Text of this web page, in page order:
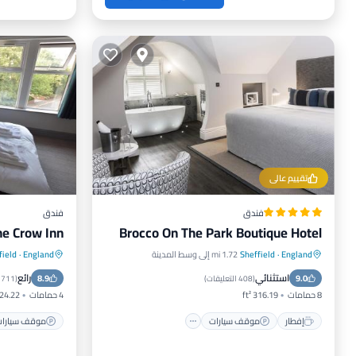
تقييم عالي
فندق
Brocco On The Park Boutique Hotel
England
·
Sheffield1.72 mi إلى وسط المدينة
9.0 استثنائي(408 التعليقات )
8 حمامات
316.19 ft²
إفطار
موقف سيارات
إفطار
موقف سيارات
شرفة / تراس
مكيف هواء
فندق
Crow Inn
England
·
8.9 رائع(711 التعليقات
4 حمامات
24.22 ft²
موقف
موقف
بار